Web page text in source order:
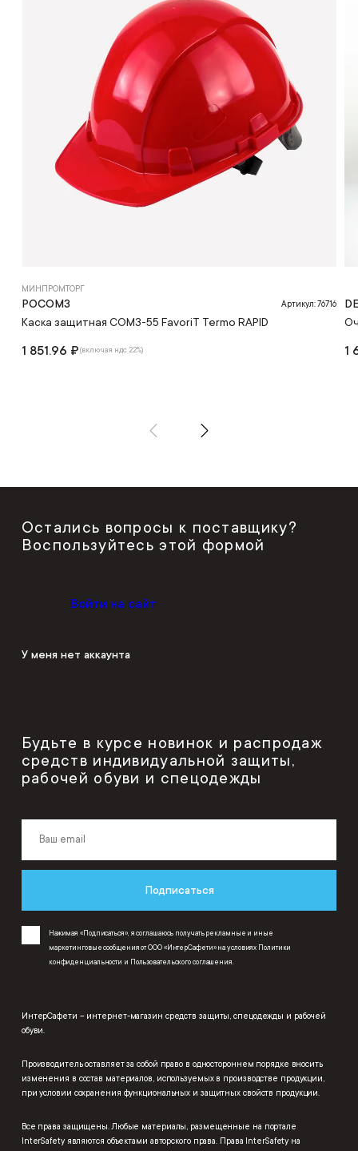
МИНПРОМТОРГ
РОСОМЗ Артикул: 76716
Каска защитная СОМЗ-55 FavoriT Termo RAPID
1 851.96 ₽(включая ндс 22%) 1
Остались вопросы к поставщику?
Воспользуйтесь этой формой
Войти на сайт
У меня нет аккаунта
Будьте в курсе новинок и распродаж
средств индивидуальной защиты,
рабочей обуви и спецодежды
Подписаться
Нажимая «Подписаться», я соглашаюсь получать рекламные и иные
маркетинговые сообщения от ООО «ИнтерСафети» на условиях Политики
конфиденциальности и Пользовательского соглашения
ИнтерСафети – интернет-магазин средств защиты, спецодежды и рабочей
обуви.
Производитель оставляет за собой право в одностороннем порядке вносить
изменения в состав материалов, используемых в производстве продукции,
при условии сохранения функциональных и защитных свойств продукции.
Все права защищены. Любые материалы, размещенные на портале
InterSafety являются объектами авторского права. Права InterSafety на